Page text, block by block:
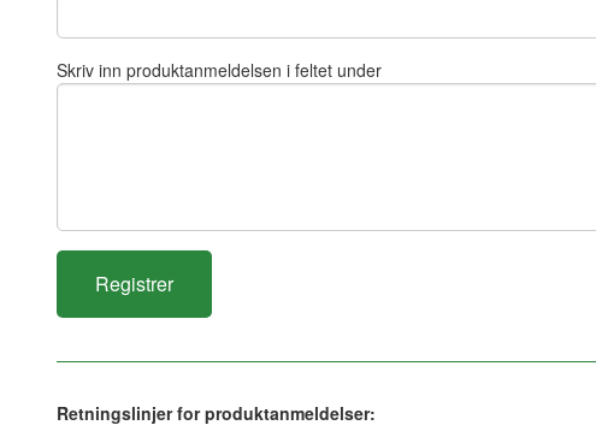
Skriv inn produktanmeldelsen i feltet under
Retningslinjer for produktanmeldelser: